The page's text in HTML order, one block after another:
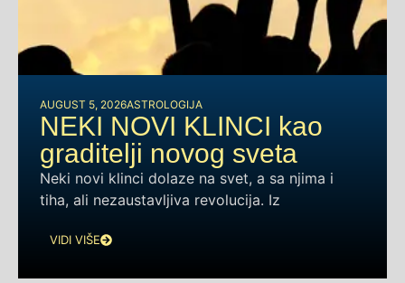
AUGUST 5, 2026ASTROLOGIJA
NEKI NOVI KLINCI kao
graditelji novog sveta
Neki novi klinci dolaze na svet, a sa njima i
tiha, ali nezaustavljiva revolucija. Iz
VIDI VIŠE